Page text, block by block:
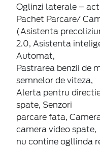
Oglinzi laterale –
Pachet Parcare/
(Asistenta
2.0, Asistenta
Automat,
Pastrarea benzii de
semnelor de viteza,
Alerta pentru
spate, Senzori
parcare fata,
camera video spate,
nu contine ogllinda